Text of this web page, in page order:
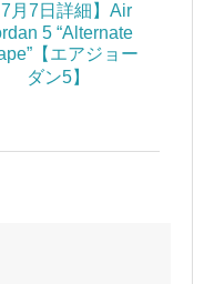
7月7日詳細】Air
5 “Alternate
【エアジョー
ダン5】